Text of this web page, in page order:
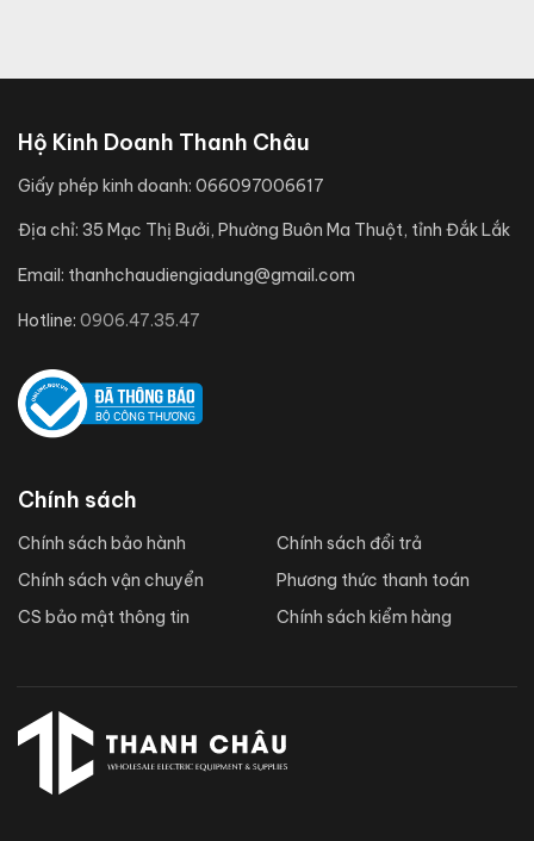
Hộ Kinh Doanh Thanh Châu
Giấy phép kinh doanh: 066097006617
Địa chỉ: 35 Mạc Thị Bưởi, Phường Buôn Ma Thuột, tỉnh Đắk Lắk
Email: thanhchaudiengiadung@gmail.com
Hotline: 0906.47.35.47
Chính sách
Chính sách bảo hành
Chính sách vận chuyển
CS bảo mật thông tin
Chính sách đổi trả
Phương thức thanh toán
Chính sách kiểm hàng